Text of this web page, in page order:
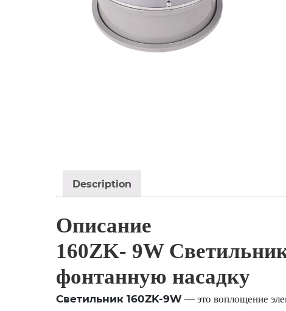
Description
Описание
160ZK- 9W
фонтанную насадку
Светильник 160ZK-9W— это воплощение